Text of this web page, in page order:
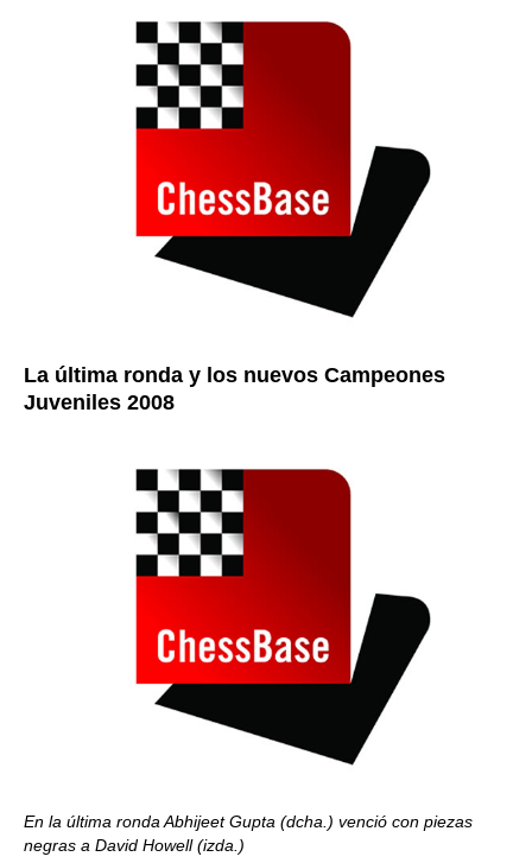
La última ronda y los nuevos Campeones
Juveniles 2008
En la última ronda Abhijeet Gupta (dcha.) venció con piezas
negras a David Howell (izda.)